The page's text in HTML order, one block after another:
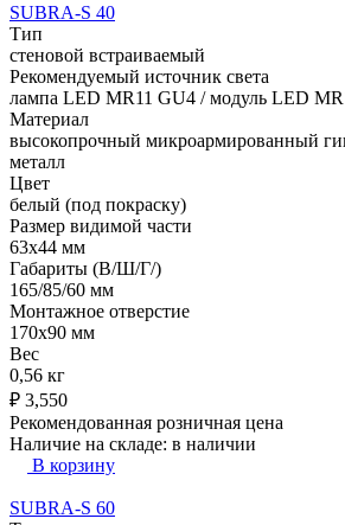
SUBRA-S 40
Тип
стеновой встраиваемый
Рекомендуемый источник света
лампа LED MR11 GU4 / модуль LED
Материал
высокопрочный микроармированный
металл
Цвет
белый (под покраску)
Размер видимой части
63х44 мм
Габариты (В/Ш/Г/)
165/85/60 мм
Монтажное отверстие
170х90 мм
Вес
0,56 кг
₽ 3,550
Рекомендованная розничная цена
Наличие на складе: в наличии
В корзину
SUBRA-S 60